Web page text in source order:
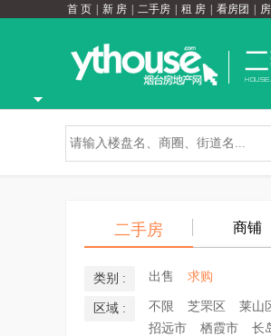
首 页 新 房 二手房 租 房 看房团
二手房 商铺
类别 : 出售 求购
区域 : 不限 芝罘区 莱山
招远市
栖霞市 长